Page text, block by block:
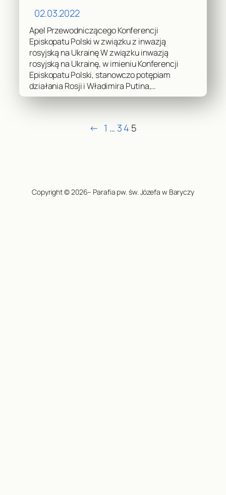
02.03.2022
Apel Przewodniczącego Konferencji
Episkopatu Polski w związku z inwazją
rosyjską na Ukrainę W związku inwazją
rosyjską na Ukrainę, w imieniu Konferencji
Episkopatu Polski, stanowczo potępiam
działania Rosji i Władimira Putina,…
← 1 … 34 5
Copyright © 2026– Parafia pw. św. Józefa w Baryczy